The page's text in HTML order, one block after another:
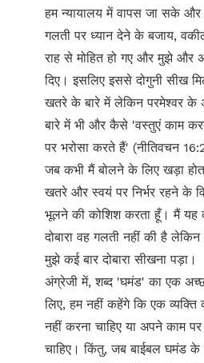
हम न्यायालय में वापस जा सके और
गलती पर ध्यान देने के बजाय,
राह से मोहित हो गए और मुझे और
दिए। इसलिए इससे दोगुनी सीख
खतरे के बारे में लेकिन परमेश्वर के
बारे में भी और कैसे 'वस्तुएं काम
पर भरोसा करते हैं' (नीतिवचन
जब कभी मैं बोलने के लिए खड़ा
खतरे और स्वयं पर निर्भर रहने के
भूलने की कोशिश करता हूँ। मैं यह
दोबारा वह गलती नहीं की है
मुझे कई बार दोबारा सीखना पड़ा।
अंग्रेजी में, शब्द 'घमंड' का एक
लिए, हम नहीं कहेंगे कि एक
नहीं करना चाहिए या अपने काम
चाहिए। किंतु, जब बाईबल घमंड के